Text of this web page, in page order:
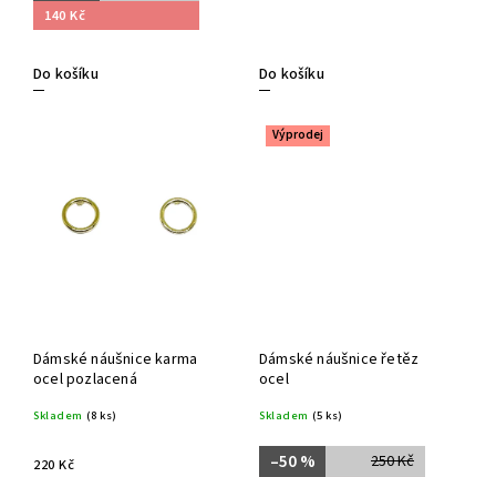
140 Kč
Do košíku Do košíku
Dámské náušnice karma
ocel pozlacená
Skladem (8 ks)
220 Kč
Výprodej
Dámské náušnice řetěz
ocel
Skladem (5 ks)
250 Kč
–50 %